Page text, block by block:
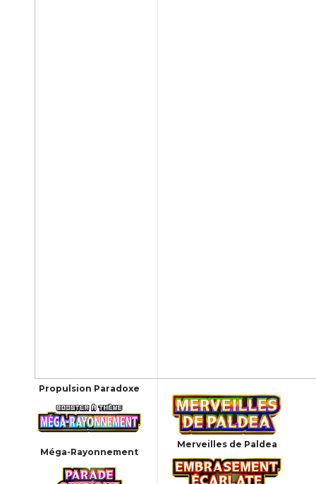
Propulsion Paradoxe
Méga-Rayonnement
Merveilles de Paldea